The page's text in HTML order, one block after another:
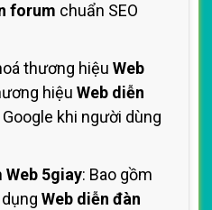
forum chuẩn SEO
thương hiệu Web
hiệu Web diễn
Google khi người dùng
Web 5giay: Bao gồm
Web diễn đàn